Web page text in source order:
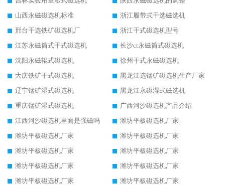
山西永磁磁选机标准
浙江履带式干选磁选机
邢台干选铁矿磁选机厂
浙江干式磁选机型号
江苏永磁筒式干式磁选机
长沙ct永磁筒式磁选机
沈阳永磁辊式磁选机
徐州干式永磁磁选机
大庆铁矿干式磁选机
黑龙江选锰矿磁选机生产厂家
辽宁锰矿湿式磁选机
黑龙江永磁湿式磁选机
重庆锰矿湿式磁选机
广西河沙磁选机产品介绍
江西河沙磁选机里面是强磁吗
潍坊平板磁选机厂家
潍坊平板磁选机厂家
潍坊平板磁选机厂家
潍坊平板磁选机厂家
潍坊平板磁选机厂家
潍坊平板磁选机厂家
潍坊平板磁选机厂家
潍坊平板磁选机厂家
潍坊平板磁选机厂家